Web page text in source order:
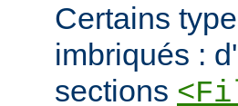
Certains
imbriqués :
sections